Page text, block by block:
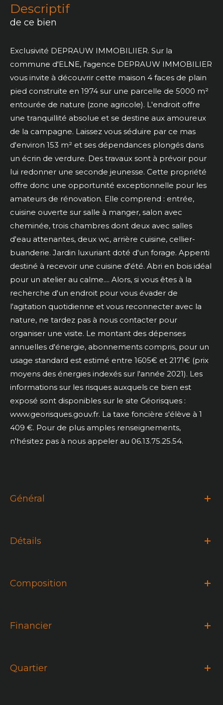
descriptif
de ce bien
Exclusivité DEPRAUW IMMOBILIIER. Sur la
commune d'ELNE, l'agence DEPRAUW IMMOBILIER
vous invite à découvrir cette maison 4 faces de plain
pied construite en 1974 sur une parcelle de 5000 m²
entourée de nature (zone agricole). L'endroit offre
une tranquillité absolue et se destine aux amoureux
de la campagne. Laissez vous séduire par ce mas
d'environ 153 m² et ses dépendances plongés dans
un écrin de verdure. Des travaux sont à prévoir pour
lui redonner une seconde jeunesse. Cette propriété
offre donc une opportunité exceptionnelle pour les
amateurs de rénovation. Elle comprend : entrée,
cuisine ouverte sur salle à manger, salon avec
cheminée, trois chambres dont deux avec salles
d'eau attenantes, deux wc, arrière cuisine, cellier-
buanderie. Jardin luxuriant doté d'un forage. Appenti
destiné à recevoir une cuisine d'été. Abri en bois idéal
pour un atelier au calme.... Alors, si vous êtes à la
recherche d'un endroit pour vous évader de
l'agitation quotidienne et vous reconnecter avec la
nature, ne tardez pas à nous contacter pour
organiser une visite. Le montant des dépenses
annuelles d'énergie, abonnements compris, pour un
usage standard est estimé entre 1605€ et 2171€ (prix
moyens des énergies indexés sur l'année 2021). Les
informations sur les risques auxquels ce bien est
exposé sont disponibles sur le site Géorisques :
www.georisques.gouv.fr. La taxe foncière s'élève à 1
409 €. Pour de plus amples renseignements,
n'hésitez pas à nous appeler au 06.13.75.25.54.
Général
Détails
Composition
Financier
Quartier